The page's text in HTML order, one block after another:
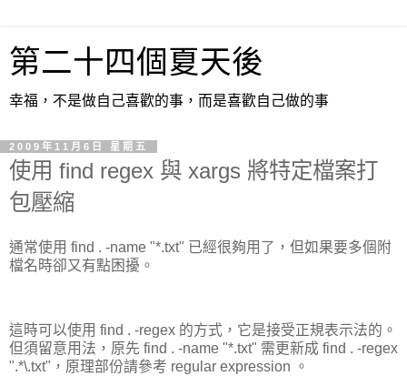
第二十四個夏天後
幸福，不是做自己喜歡的事，而是喜歡自己做的事
2009年11月6日 星期五
使用 find regex 與 xargs 將特定檔案打
包壓縮
通常使用 find . -name "*.txt" 已經很夠用了，但如果要多個附
檔名時卻又有點困擾。
這時可以使用 find . -regex 的方式，它是接受正規表示法的。
但須留意用法，原先 find . -name "*.txt" 需更新成 find . -regex
".*\.txt"，原理部份請參考 regular expression 。